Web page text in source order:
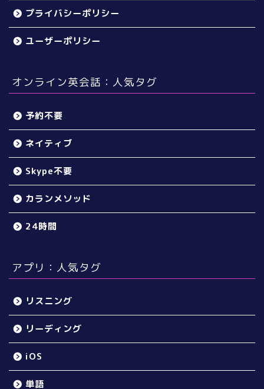
プライバシーポリシー
ユーザーポリシー
オンライン英会話：人気タグ
予約不要
ネイティブ
Skype不要
カランメソッド
24時間
アプリ：人気タグ
リスニング
リーディング
iOS
単語